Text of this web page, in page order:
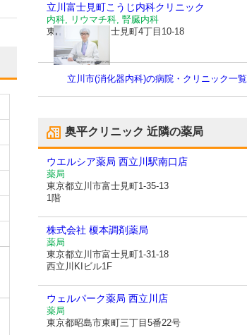
立川富士見町こうじ内科クリニック
内科, リウマチ科, 腎臓内科
東京都立川市
富士見町4丁目10-18
立川市(消化器内科)の病院・クリニック一覧
奥平クリニック 近隣の薬局
ウエルシア薬局 西立川駅南口店
薬局
東京都立川市富士見町1-35-13
1階
株式会社 榎本調剤薬局
薬局
東京都立川市富士見町1-31-18
西立川KIビル1F
ウェルパーク薬局 西立川店
薬局
東京都昭島市東町三丁目5番22号